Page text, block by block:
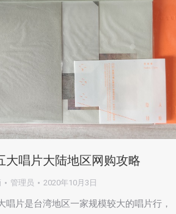
大唱片大陆地区网购攻略
管理员 2020年10月3日
唱片是台湾地区一家规模较大的唱片行，